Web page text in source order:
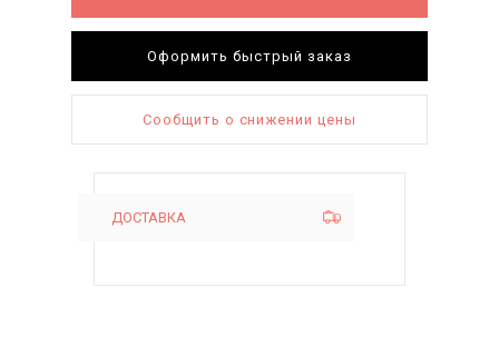
Оформить быстрый заказ
Сообщить о снижении цены
ДОСТАВКА